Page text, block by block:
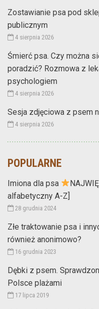
Zostawianie psa pod
publicznym
4 sierpnia 2026
Śmierć psa. Czy można
poradzić? Rozmowa z
psychologiem
4 sierpnia 2026
Sesja zdjęciowa z psem
4 sierpnia 2026
POPULARNE
Imiona dla psa
alfabetyczny A-Z]
28 grudnia 2024
Złe traktowanie psa i
również anonimowo?
16 grudnia 2023
Dębki z psem.
Polsce plażami
17 lipca 2019